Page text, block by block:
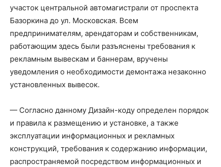
участок центральной автомагистрали от проспекта
Базоркина до ул. Московская. Всем
предпринимателям, арендаторам и собственникам,
работающим здесь были разъяснены требования к
рекламным вывескам и баннерам, вручены
уведомления о необходимости демонтажа незаконно
установленных вывесок.
— Согласно данному Дизайн-коду определен порядок
и правила к размещению и установке, а также
эксплуатации информационных и рекламных
конструкций, требования к содержанию информации,
распространяемой посредством информационных и